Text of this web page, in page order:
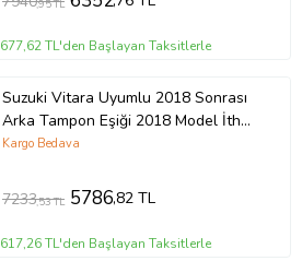
,95 TL
677,62 TL'den Başlayan Taksitlerle
Suzuki Vitara Uyumlu 2018 Sonrası
Arka Tampon Eşiği 2018 Model İthal
Üründür
Kargo Bedava
7233,53 TL 5786,82 TL
617,26 TL'den Başlayan Taksitlerle